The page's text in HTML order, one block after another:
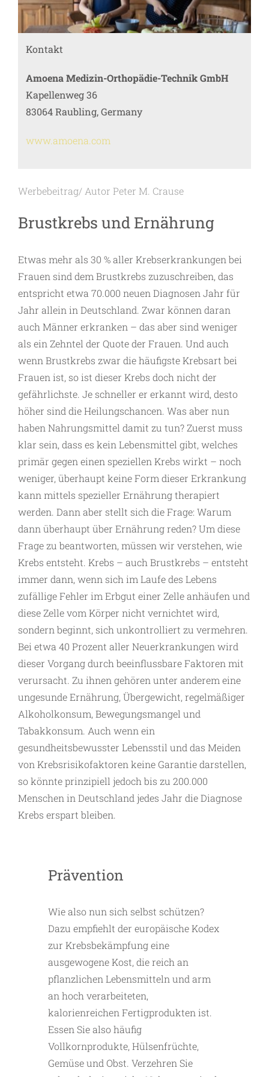
Kontakt
Amoena Medizin-Orthopädie-Technik GmbH
Kapellenweg 36
83064 Raubling, Germany
www.amoena.com
Werbebeitrag/ Autor Peter M. Crause
Brustkrebs und Ernährung
Etwas mehr als 30 % aller Krebserkrankungen bei
Frauen sind dem Brustkrebs zuzuschreiben, das
entspricht etwa 70.000 neuen Diagnosen Jahr für
Jahr allein in Deutschland. Zwar können daran
auch Männer erkranken – das aber sind weniger
als ein Zehntel der Quote der Frauen. Und auch
wenn Brustkrebs zwar die häufigste Krebsart bei
Frauen ist, so ist dieser Krebs doch nicht der
gefährlichste. Je schneller er erkannt wird, desto
höher sind die Heilungschancen. Was aber nun
haben Nahrungsmittel damit zu tun? Zuerst muss
klar sein, dass es kein Lebensmittel gibt, welches
primär gegen einen speziellen Krebs wirkt – noch
weniger, überhaupt keine Form dieser Erkrankung
kann mittels spezieller Ernährung therapiert
werden. Dann aber stellt sich die Frage: Warum
dann überhaupt über Ernährung reden? Um diese
Frage zu beantworten, müssen wir verstehen, wie
Krebs entsteht. Krebs – auch Brustkrebs – entsteht
immer dann, wenn sich im Laufe des Lebens
zufällige Fehler im Erbgut einer Zelle anhäufen und
diese Zelle vom Körper nicht vernichtet wird,
sondern beginnt, sich unkontrolliert zu vermehren.
Bei etwa 40 Prozent aller Neuerkrankungen wird
dieser Vorgang durch beeinflussbare Faktoren mit
verursacht. Zu ihnen gehören unter anderem eine
ungesunde Ernährung, Übergewicht, regelmäßiger
Alkoholkonsum, Bewegungsmangel und
Tabakkonsum. Auch wenn ein
gesundheitsbewusster Lebensstil und das Meiden
von Krebsrisikofaktoren keine Garantie darstellen,
so könnte prinzipiell jedoch bis zu 200.000
Menschen in Deutschland jedes Jahr die Diagnose
Krebs erspart bleiben.
Prävention
Wie also nun sich selbst schützen?
Dazu empfiehlt der europäische Kodex
zur Krebsbekämpfung eine
ausgewogene Kost, die reich an
pflanzlichen Lebensmitteln und arm
an hoch verarbeiteten,
kalorienreichen Fertigprodukten ist.
Essen Sie also häufig
Vollkornprodukte, Hülsenfrüchte,
Gemüse und Obst. Verzehren Sie